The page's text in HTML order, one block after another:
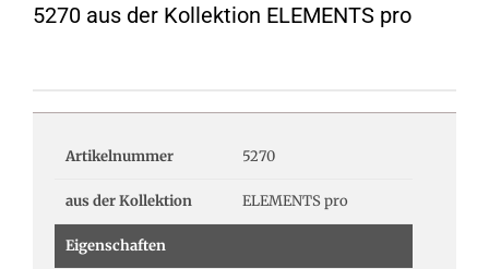
5270 aus der Kollektion ELEMENTS pro
Artikelnummer 5270
aus der Kollektion ELEMENTS pro
Eigenschaften